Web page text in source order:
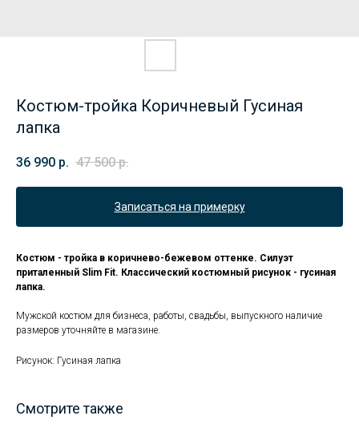
Костюм-тройка Коричневый Гусиная
лапка
36 990 р. 47 500 р.
Записаться на примерку
Костюм - тройка в коричнево-бежевом оттенке. Силуэт
приталенный Slim Fit. Классический костюмный рисунок - гусиная
лапка.
Мужской костюм для бизнеса, работы, свадьбы, выпускного наличие
размеров уточняйте в магазине.
Рисунок: Гусиная лапка
Смотрите также